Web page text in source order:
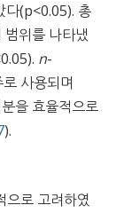
다(p<0.05). 총
위를 나타냈
n-
사용되며
을 효율적으로
).
으로 고려하였